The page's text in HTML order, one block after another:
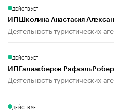
ДЕЙСТВУЕТ
ИП Школина Анастасия
Деятельность туристических
ДЕЙСТВУЕТ
ИП Галиакберов Рафаэль
Деятельность туристических
ДЕЙСТВУЕТ